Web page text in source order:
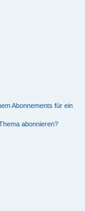
Abonnements für ein
abonnieren?